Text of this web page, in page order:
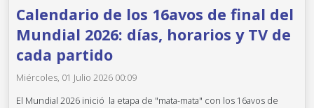
Calendario de los 16avos de final del
Mundial 2026: días, horarios y TV de
cada partido
Miércoles, 01 Julio 2026 00:09
El Mundial 2026 inició la etapa de "mata-mata" con los 16avos de